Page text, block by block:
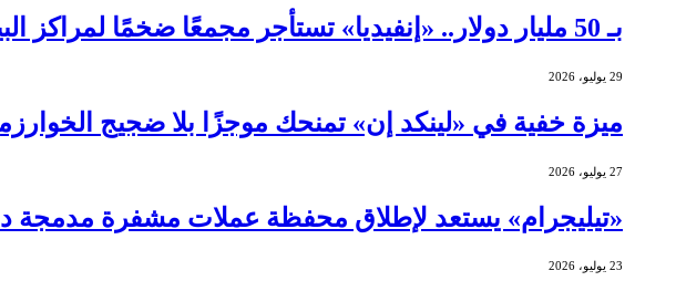
بـ 50 مليار دولار.. «إنفيديا» تستأجر مجمعًا ضخمًا لمراكز البيانات في تكساس
29 يوليو، 2026
ميزة خفية في «لينكد إن» تمنحك موجزًا بلا ضجيج
27 يوليو، 2026
«تيليجرام» يستعد لإطلاق محفظة عملات مشفرة مدمجة
23 يوليو، 2026